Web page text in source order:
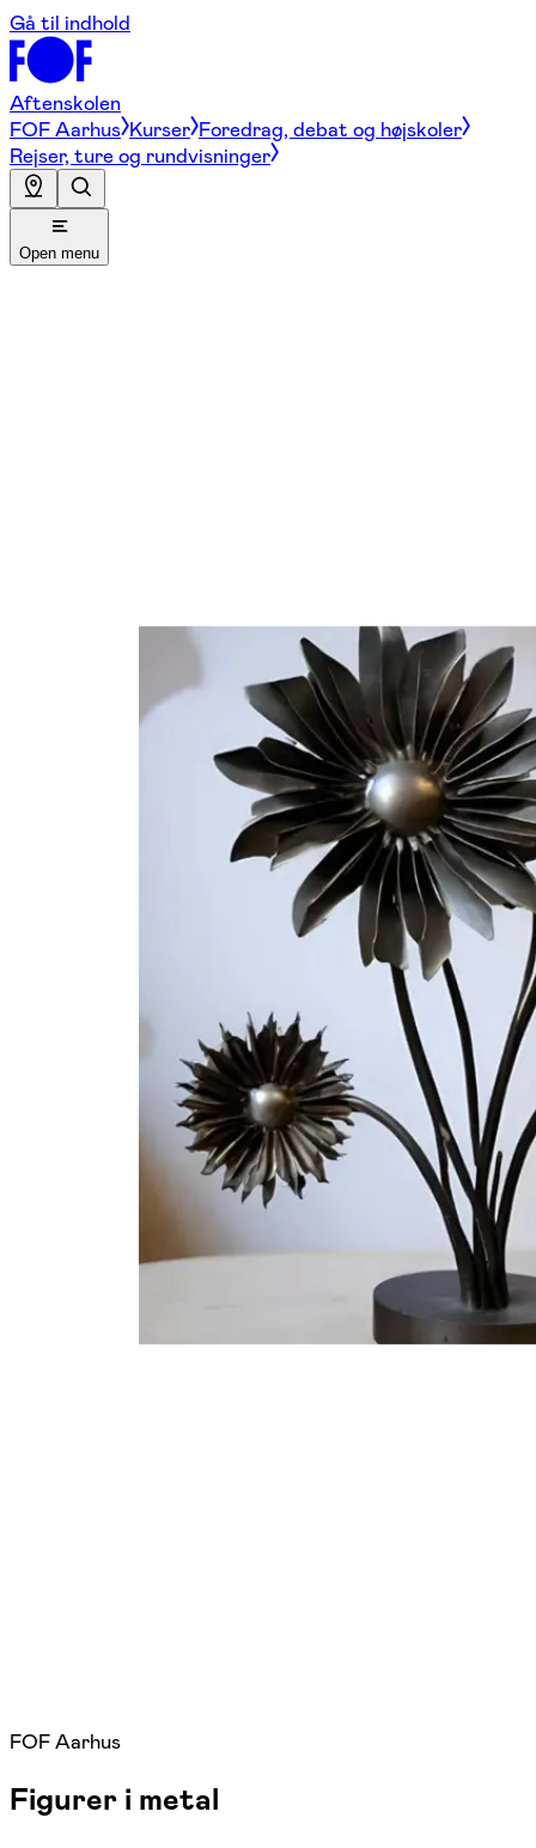
Gå til indhold
Aftenskolen
FOF Aarhus Kurser Foredrag, debat og højskoler
Rejser, ture og rundvisninger
Open menu
FOF Aarhus
Figurer i metal